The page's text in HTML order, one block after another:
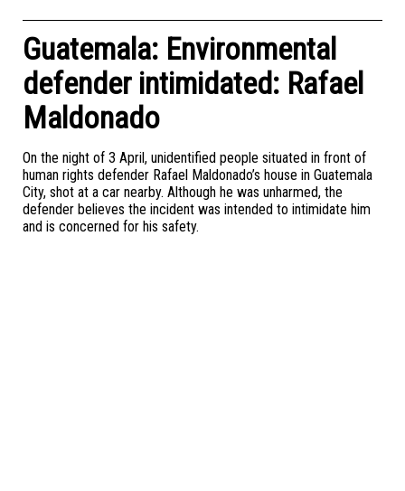
Guatemala: Environmental
defender intimidated: Rafael
Maldonado
On the night of 3 April, unidentified people situated in front of
human rights defender Rafael Maldonado’s house in Guatemala
City, shot at a car nearby. Although he was unharmed, the
defender believes the incident was intended to intimidate him
and is concerned for his safety.